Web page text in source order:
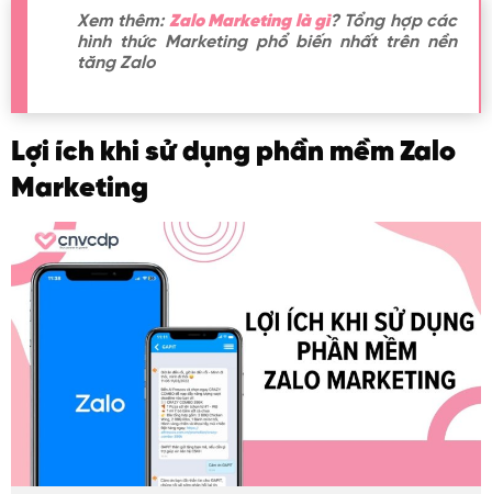
Xem thêm: Zalo Marketing là gì? Tổng hợp các
hình thức Marketing phổ biến nhất trên nền
tăng Zalo
Lợi ích khi sử dụng phần mềm Zalo
Marketing